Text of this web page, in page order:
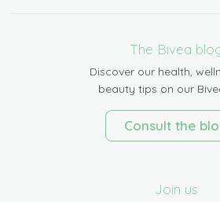
The Bivea
Discover our health,
beauty tips on our
Consult the
Join us